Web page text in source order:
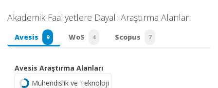
Akademik Faaliyetlere Dayalı Araştırma Alanları
Avesis 9 WoS 4 Scopus 7
Avesis Araştırma Alanları
Mühendislik ve Teknoloji